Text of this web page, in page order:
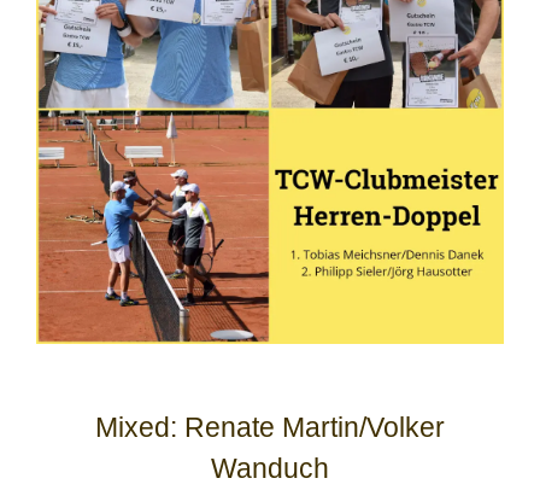
Mixed: Renate Martin/Volker
Wanduch